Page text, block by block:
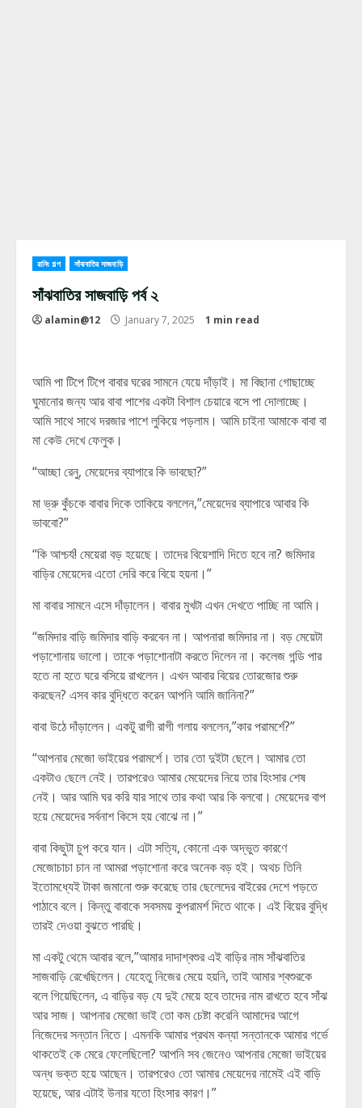
রানিং গল্প সাঁঝবাতির সাজবাড়ি
সাঁঝবাতির সাজবাড়ি পর্ব ২
alamin@12 January 7, 2025 1 min read
আমি পা টিপে টিপে বাবার ঘরের সামনে যেয়ে দাঁড়াই। মা বিছানা গোছাচ্ছে
ঘুমানোর জন্য আর বাবা পাশের একটা বিশাল চেয়ারে বসে পা দোলাচ্ছে।
আমি সাথে সাথে দরজার পাশে লুকিয়ে পড়লাম। আমি চাইনা আমাকে বাবা বা
মা কেউ দেখে ফেলুক।
“আচ্ছা রেনু, মেয়েদের ব্যাপারে কি ভাবছো?”
মা ভ্রু কুঁচকে বাবার দিকে তাকিয়ে বললেন,”মেয়েদের ব্যাপারে আবার কি
ভাববো?”
“কি আশ্চর্য! মেয়েরা বড় হয়েছে। তাদের বিয়েশাদি দিতে হবে না? জমিদার
বাড়ির মেয়েদের এতো দেরি করে বিয়ে হয়না।”
মা বাবার সামনে এসে দাঁড়ালেন। বাবার মুখটা এখন দেখতে পাচ্ছি না আমি।
“জমিদার বাড়ি জমিদার বাড়ি করবেন না। আপনারা জমিদার না। বড় মেয়েটা
পড়াশোনায় ভালো। তাকে পড়াশোনাটা করতে দিলেন না। কলেজ গন্ডি পার
হতে না হতে ঘরে বসিয়ে রাখলেন। এখন আবার বিয়ের তোরজোর শুরু
করছেন? এসব কার বুদ্ধিতে করেন আপনি আমি জানিনা?”
বাবা উঠে দাঁড়ালেন। একটু রাগী রাগী গলায় বললেন,”কার পরামর্শে?”
“আপনার মেজো ভাইয়ের পরামর্শে। তার তো দুইটা ছেলে। আমার তো
একটাও ছেলে নেই। তারপরেও আমার মেয়েদের নিয়ে তার হিংসার শেষ
নেই। আর আমি ঘর করি যার সাথে তার কথা আর কি বলবো। মেয়েদের বাপ
হয়ে মেয়েদের সর্বনাশ কিসে হয় বোঝে না।”
বাবা কিছুটা চুপ করে যান। এটা সত্যি, কোনো এক অদ্ভুত কারণে
মেজোচাচা চান না আমরা পড়াশোনা করে অনেক বড় হই। অথচ তিনি
ইতোমধ্যেই টাকা জমানো শুরু করেছে তার ছেলেদের বাইরের দেশে পড়তে
পাঠাবে বলে। কিন্তু বাবাকে সবসময় কুপরামর্শ দিতে থাকে। এই বিয়ের বুদ্ধি
তারই দেওয়া বুঝতে পারছি।
মা একটু থেমে আবার বলে,”আমার দাদাশ্বশুর এই বাড়ির নাম সাঁঝবাতির
সাজবাড়ি রেখেছিলেন। যেহেতু নিজের মেয়ে হয়নি, তাই আমার শ্বশুরকে
বলে গিয়েছিলেন, এ বাড়ির বড় যে দুই মেয়ে হবে তাদের নাম রাখতে হবে সাঁঝ
আর সাজ। আপনার মেজো ভাই তো কম চেষ্টা করেনি আমাদের আগে
নিজেদের সন্তান নিতে। এমনকি আমার প্রথম কন্যা সন্তানকে আমার গর্ভে
থাকতেই কে মেরে ফেলেছিলো? আপনি সব জেনেও আপনার মেজো ভাইয়ের
অন্ধ ভক্ত হয়ে আছেন। তারপরেও তো আমার মেয়েদের নামেই এই বাড়ি
হয়েছে, আর এটাই উনার যতো হিংসার কারণ।”